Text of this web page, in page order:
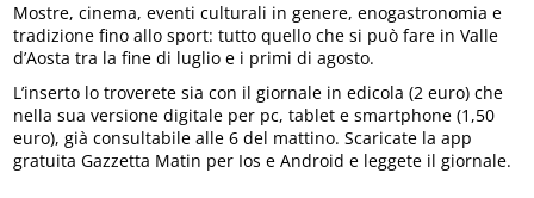
Mostre, cinema, eventi culturali in genere, enogastronomia e
tradizione fino allo sport: tutto quello che si può fare in Valle
d’Aosta tra la fine di luglio e i primi di agosto.
L’inserto lo troverete sia con il giornale in edicola (2 euro) che
nella sua versione digitale per pc, tablet e smartphone (1,50
euro), già consultabile alle 6 del mattino. Scaricate la app
gratuita Gazzetta Matin per Ios e Android e leggete il giornale.